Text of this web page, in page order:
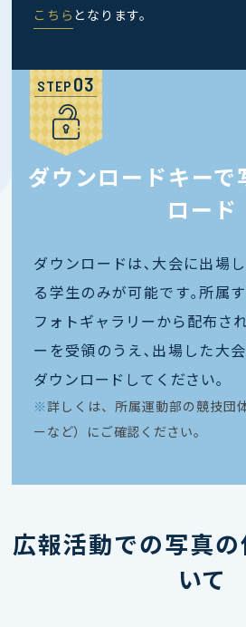
こちら となります。
STEP
ダウンロードキーで
ロード
ダウンロードは､大会に出場
る学生のみが可能です｡所属
フォトギャラリーから配布さ
ーを受領のうえ､出場した大
ダウンロードしてください｡
※ 詳しくは、所属運動部の競技団
ーなど）にご確認ください。
広報活動での写真
いて